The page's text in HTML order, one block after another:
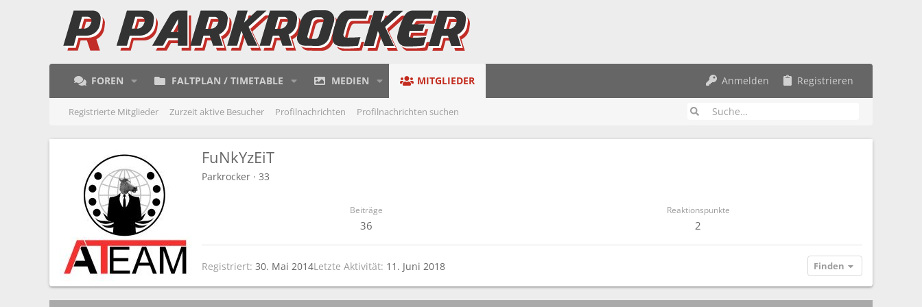
FOREN FALTPLAN / TIMETABLE MEDIEN MITGLIEDER Anmelden Registrieren
Registrierte Mitglieder Zurzeit aktive Besucher Profilnachrichten Profilnachrichten suchen
FuNkYzEiT
Parkrocker · 33
Beiträge
36
Reaktionspunkte
2
Registriert 30. Mai 2014Letzte Aktivität 11. Juni 2018 Finden